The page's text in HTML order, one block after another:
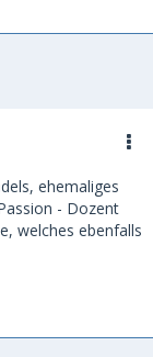
ehemaliges
- Dozent
welches ebenfalls